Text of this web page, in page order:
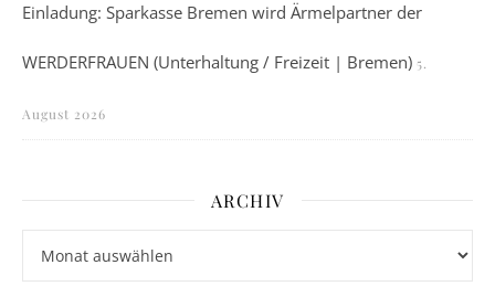
Einladung: Sparkasse Bremen wird Ärmelpartner der
WERDERFRAUEN (Unterhaltung / Freizeit | Bremen) 5.
August 2026
ARCHIV